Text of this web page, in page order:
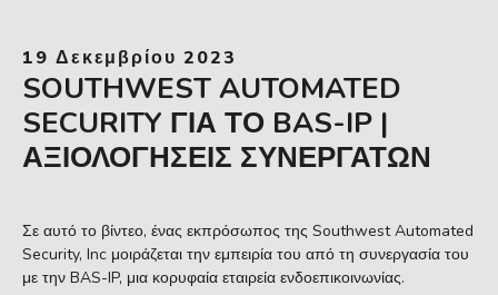
19 Δεκεμβρίου 2023
SOUTHWEST AUTOMATED
SECURITY ΓΙΑ ΤΟ BAS-IP |
ΑΞΙΟΛΟΓΉΣΕΙΣ ΣΥΝΕΡΓΑΤΏΝ
Σε αυτό το βίντεο, ένας εκπρόσωπος της Southwest Automated
Security, Inc μοιράζεται την εμπειρία του από τη συνεργασία του
με την BAS-IP, μια κορυφαία εταιρεία ενδοεπικοινωνίας.